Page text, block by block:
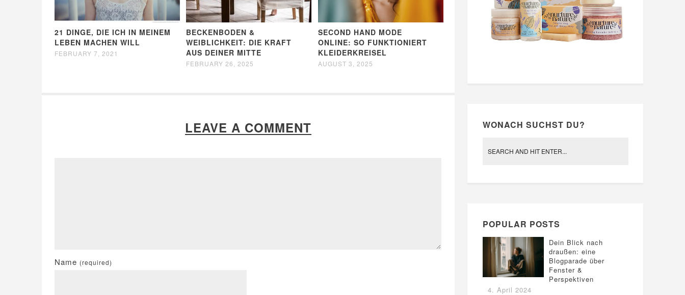
21 DINGE, DIE ICH IN MEINEM
LEBEN MACHEN WILL
FEBRUARY 7, 2021
BECKENBODEN &
WEIBLICHKEIT: DIE KRAFT
AUS DEINER MITTE
FEBRUARY 26, 2025
SECOND HAND MODE
ONLINE: SO FUNKTIONIERT
KLEIDERKREISEL
AUGUST 3, 2025
LEAVE A COMMENT
Name (required)
WONACH SUCHST DU?
POPULAR POSTS
Dein Blick nach
draußen: eine
Blogparade über
Fenster &
Perspektiven
4. April 2024